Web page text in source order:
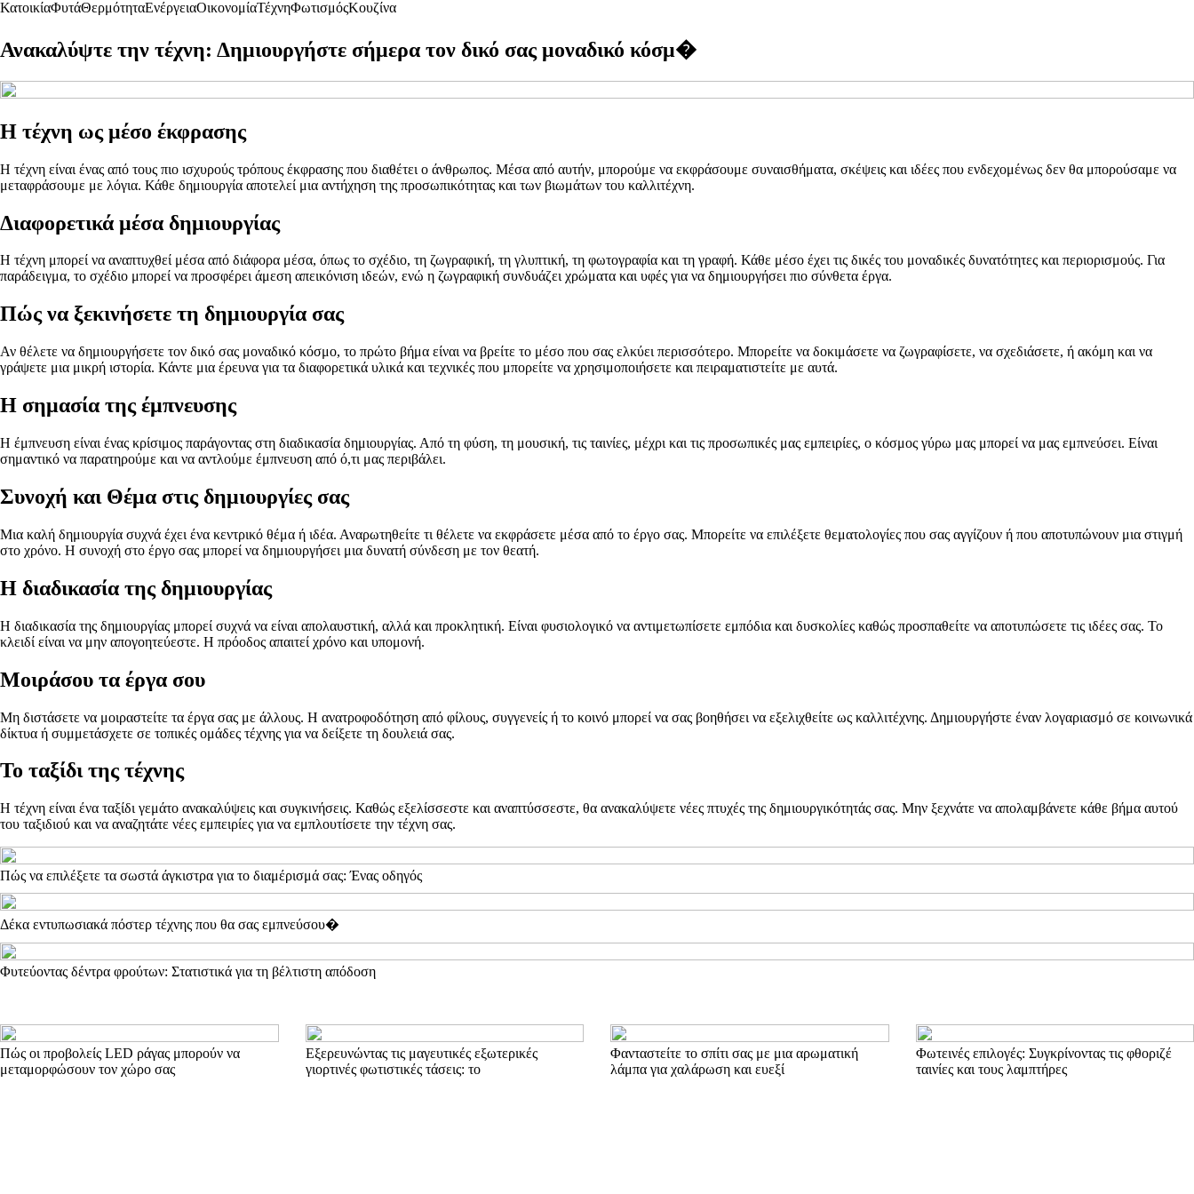
ΚατοικίαΦυτάΘερμότηταΕνέργειαΟικονομίαΤέχνηΦωτισμόςΚουζίνα
Ανακαλύψτε την τέχνη: Δημιουργήστε σήμερα τον δικό σας μοναδικό κόσμ�
Η τέχνη ως μέσο έκφρασης
Η τέχνη είναι ένας από τους πιο ισχυρούς τρόπους έκφρασης που διαθέτει ο άνθρωπος. Μέσα από αυτήν, μπορούμε να εκφράσουμε συναισθήματα, σκέψεις και ιδέες που ενδεχομένως δεν θα μπορούσαμε να
μεταφράσουμε με λόγια. Κάθε δημιουργία αποτελεί μια αντήχηση της προσωπικότητας και των βιωμάτων του καλλιτέχνη.
Διαφορετικά μέσα δημιουργίας
Η τέχνη μπορεί να αναπτυχθεί μέσα από διάφορα μέσα, όπως το σχέδιο, τη ζωγραφική, τη γλυπτική, τη φωτογραφία και τη γραφή. Κάθε μέσο έχει τις δικές του μοναδικές δυνατότητες και περιορισμούς. Για
παράδειγμα, το σχέδιο μπορεί να προσφέρει άμεση απεικόνιση ιδεών, ενώ η ζωγραφική συνδυάζει χρώματα και υφές για να δημιουργήσει πιο σύνθετα έργα.
Πώς να ξεκινήσετε τη δημιουργία σας
Αν θέλετε να δημιουργήσετε τον δικό σας μοναδικό κόσμο, το πρώτο βήμα είναι να βρείτε το μέσο που σας ελκύει περισσότερο. Μπορείτε να δοκιμάσετε να ζωγραφίσετε, να σχεδιάσετε, ή ακόμη και να
γράψετε μια μικρή ιστορία. Κάντε μια έρευνα για τα διαφορετικά υλικά και τεχνικές που μπορείτε να χρησιμοποιήσετε και πειραματιστείτε με αυτά.
Η σημασία της έμπνευσης
Η έμπνευση είναι ένας κρίσιμος παράγοντας στη διαδικασία δημιουργίας. Από τη φύση, τη μουσική, τις ταινίες, μέχρι και τις προσωπικές μας εμπειρίες, ο κόσμος γύρω μας μπορεί να μας εμπνεύσει. Είναι
σημαντικό να παρατηρούμε και να αντλούμε έμπνευση από ό,τι μας περιβάλει.
Συνοχή και Θέμα στις δημιουργίες σας
Μια καλή δημιουργία συχνά έχει ένα κεντρικό θέμα ή ιδέα. Αναρωτηθείτε τι θέλετε να εκφράσετε μέσα από το έργο σας. Μπορείτε να επιλέξετε θεματολογίες που σας αγγίζουν ή που αποτυπώνουν μια στιγμή
στο χρόνο. Η συνοχή στο έργο σας μπορεί να δημιουργήσει μια δυνατή σύνδεση με τον θεατή.
Η διαδικασία της δημιουργίας
Η διαδικασία της δημιουργίας μπορεί συχνά να είναι απολαυστική, αλλά και προκλητική. Είναι φυσιολογικό να αντιμετωπίσετε εμπόδια και δυσκολίες καθώς προσπαθείτε να αποτυπώσετε τις ιδέες σας. Το
κλειδί είναι να μην απογοητεύεστε. Η πρόοδος απαιτεί χρόνο και υπομονή.
Μοιράσου τα έργα σου
Μη διστάσετε να μοιραστείτε τα έργα σας με άλλους. Η ανατροφοδότηση από φίλους, συγγενείς ή το κοινό μπορεί να σας βοηθήσει να εξελιχθείτε ως καλλιτέχνης. Δημιουργήστε έναν λογαριασμό σε κοινωνικά
δίκτυα ή συμμετάσχετε σε τοπικές ομάδες τέχνης για να δείξετε τη δουλειά σας.
Το ταξίδι της τέχνης
Η τέχνη είναι ένα ταξίδι γεμάτο ανακαλύψεις και συγκινήσεις. Καθώς εξελίσσεστε και αναπτύσσεστε, θα ανακαλύψετε νέες πτυχές της δημιουργικότητάς σας. Μην ξεχνάτε να απολαμβάνετε κάθε βήμα αυτού
του ταξιδιού και να αναζητάτε νέες εμπειρίες για να εμπλουτίσετε την τέχνη σας.
Πώς να επιλέξετε τα σωστά άγκιστρα για το διαμέρισμά σας: Ένας οδηγός
Δέκα εντυπωσιακά πόστερ τέχνης που θα σας εμπνεύσου�
Φυτεύοντας δέντρα φρούτων: Στατιστικά για τη βέλτιστη απόδοση
Πώς οι προβολείς LED ράγας μπορούν να
μεταμορφώσουν τον χώρο σας
Εξερευνώντας τις μαγευτικές εξωτερικές
γιορτινές φωτιστικές τάσεις: το
Φανταστείτε το σπίτι σας με μια αρωματική
λάμπα για χαλάρωση και ευεξί
Φωτεινές επιλογές: Συγκρίνοντας τις φθοριζέ
ταινίες και τους λαμπτήρες